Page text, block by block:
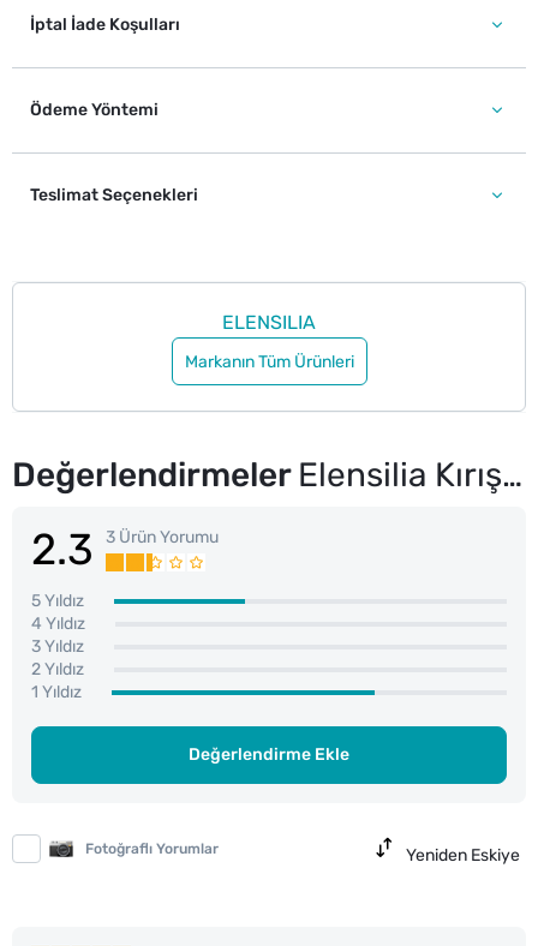
İptal İade Koşulları
Ödeme Yöntemi
Teslimat Seçenekleri
ELENSILIA
Markanın Tüm Ürünleri
Değerlendirmeler Elensilia Kırışıklık Karşıtı, Sıkılaştırıcı %80 Kolajen Krem 50 g
2.3 3 Ürün Yorumu
5 Yıldız
4 Yıldız
3 Yıldız
2 Yıldız
1 Yıldız
Değerlendirme Ekle
Fotoğraflı Yorumlar Yeniden Eskiye